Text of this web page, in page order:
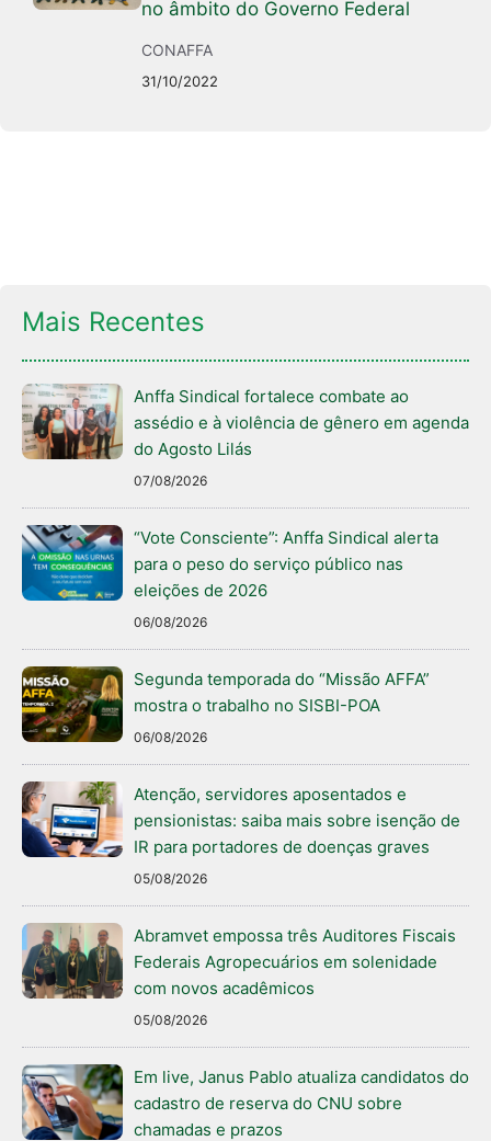
no âmbito do Governo Federal
CONAFFA
31/10/2022
Mais Recentes
Anffa Sindical fortalece combate ao
assédio e à violência de gênero em agenda
do Agosto Lilás
07/08/2026
“Vote Consciente”: Anffa Sindical alerta
para o peso do serviço público nas
eleições de 2026
06/08/2026
Segunda temporada do “Missão AFFA”
mostra o trabalho no SISBI-POA
06/08/2026
Atenção, servidores aposentados e
pensionistas: saiba mais sobre isenção de
IR para portadores de doenças graves
05/08/2026
Abramvet empossa três Auditores Fiscais
Federais Agropecuários em solenidade
com novos acadêmicos
05/08/2026
Em live, Janus Pablo atualiza candidatos do
cadastro de reserva do CNU sobre
chamadas e prazos